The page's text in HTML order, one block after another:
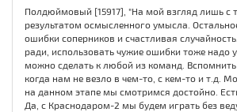
Полдюймовый [15917], "На мой взгляд лишь с
результатом осмысленного умысла.
ошибки соперников и счастливая
ради, использовать чужие ошибки тоже надо
можно сделать к любой из команд.
когда нам не везло в чем-то, с кем-то и т.д.
на данном этапе мы смотримся достойно.
Да, с Краснодаром-2 мы будем играть без